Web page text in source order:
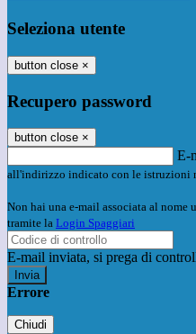
Seleziona utente
button close ×
Recupero password
button close ×
E-
all'indirizzo indicato con le istruzioni
Non hai una e-mail associata al nome
tramite la Login Spaggiari
E-mail inviata, si prega di
Errore
Chiudi